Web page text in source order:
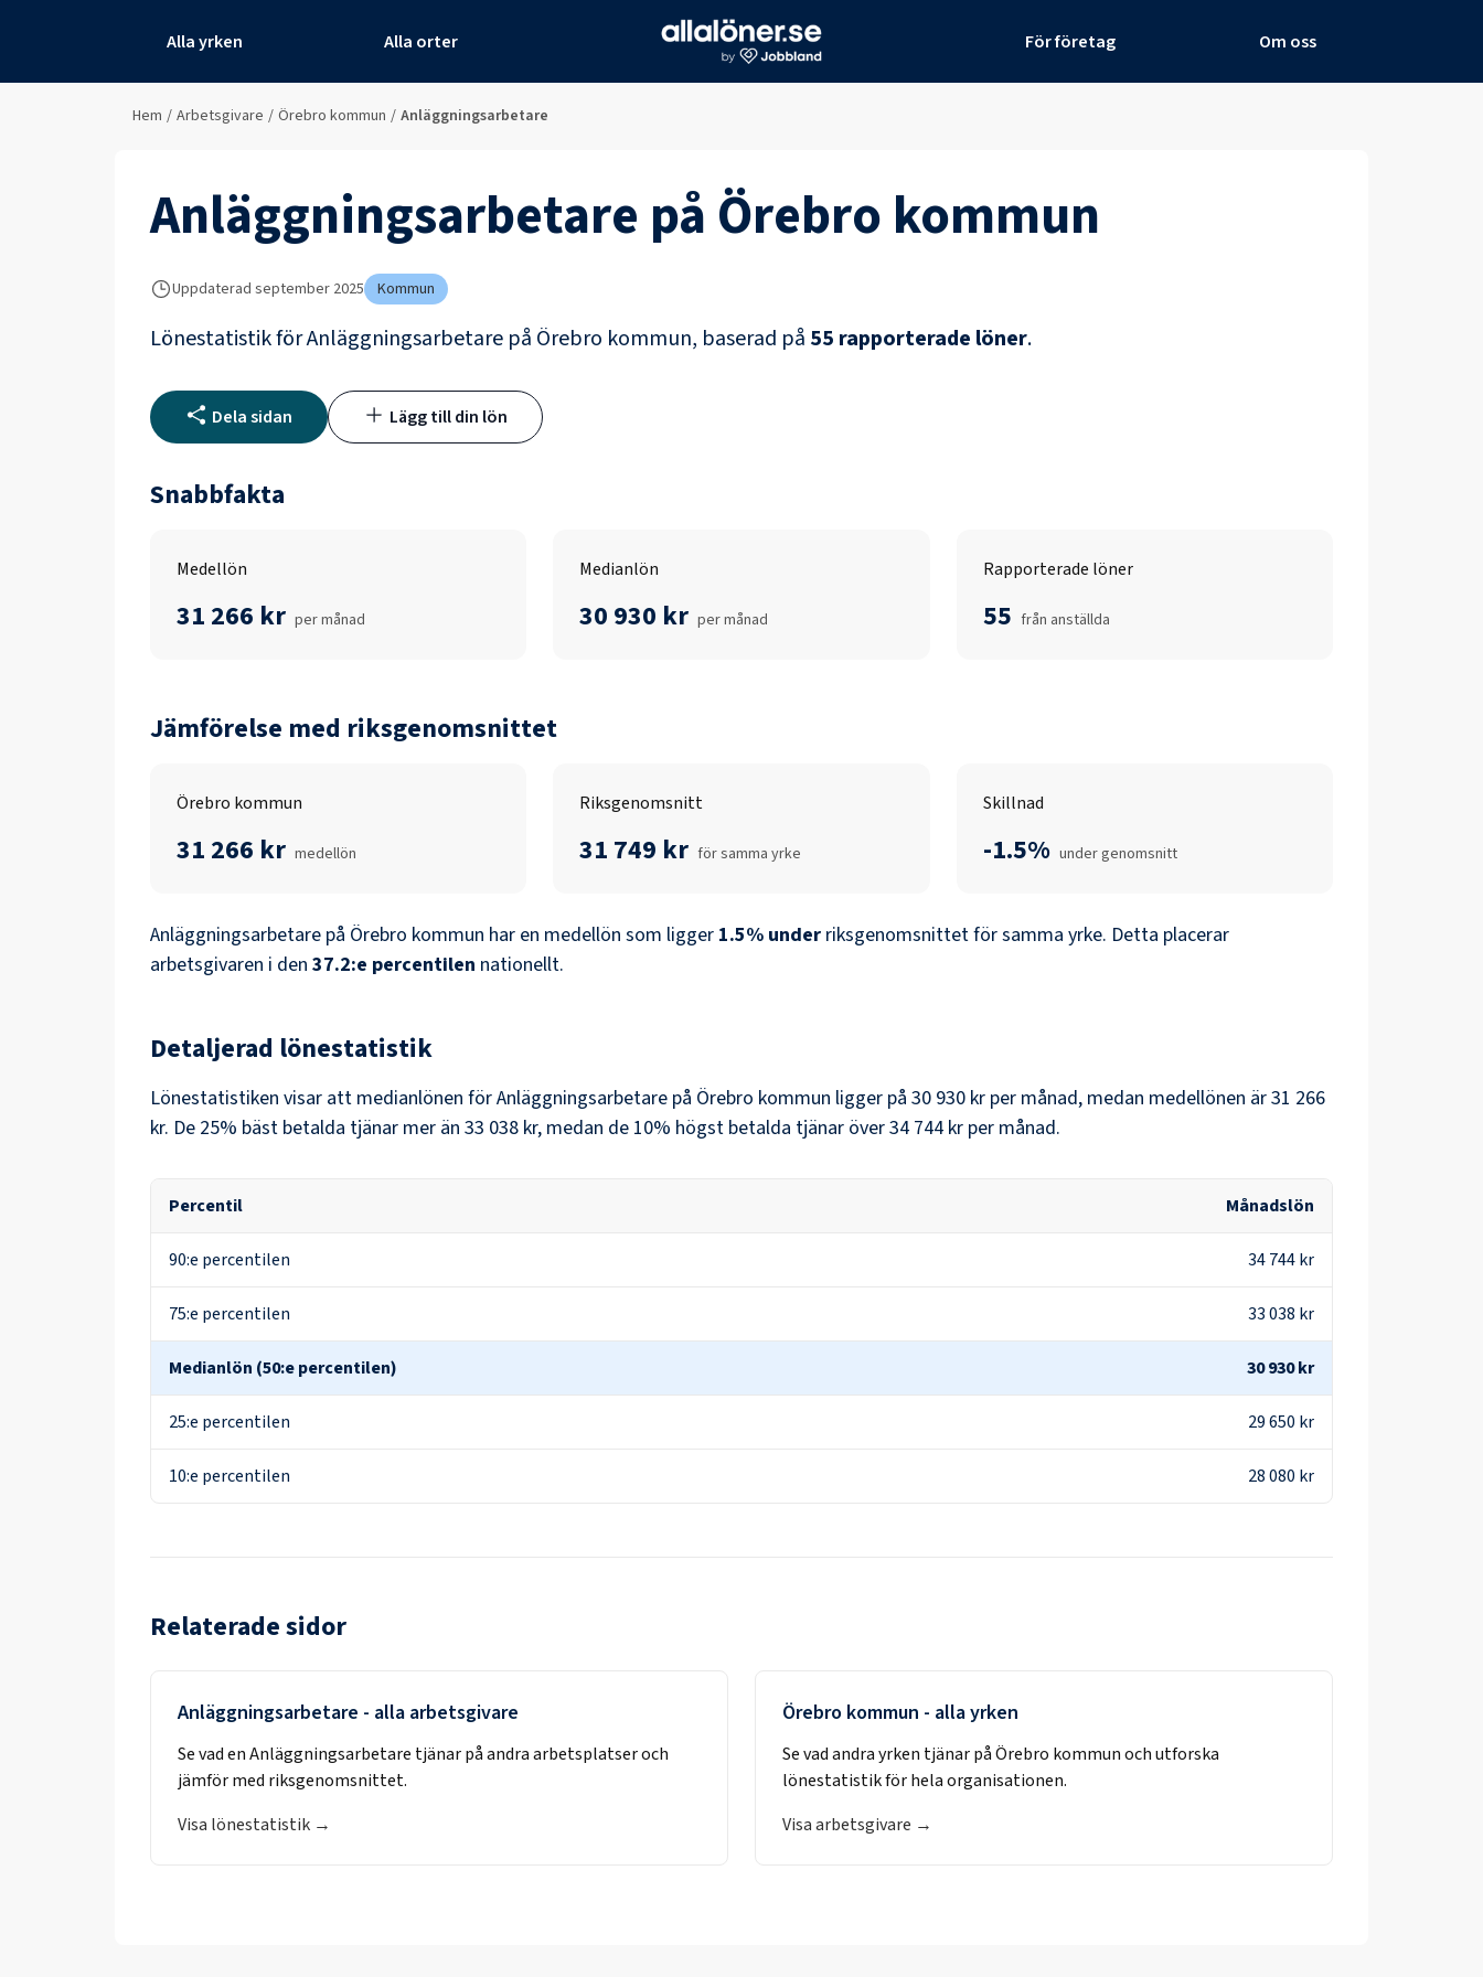
Alla yrken Alla orter För företag Om oss
Hem / Arbetsgivare / Örebro kommun / Anläggningsarbetare
Anläggningsarbetare på Örebro kommun
Uppdaterad september 2025 Kommun
Lönestatistik förAnläggningsarbetare på Örebro kommun, baserad på 55 rapporterade löner.
Dela sidan Lägg till din lön
Snabbfakta
Medellön
31 266 kr per månad
Medianlön
30 930 kr per månad
Rapporterade löner
55 från anställda
Jämförelse med riksgenomsnittet
Örebro kommun
31 266 kr medellön
Riksgenomsnitt
31 749 kr för samma yrke
Skillnad
-1.5% under genomsnitt
Anläggningsarbetare på Örebro kommun har en medellön som ligger 1.5% under riksgenomsnittet för samma yrke. Detta placerar
arbetsgivaren i den 37.2:e percentilen nationellt.
Detaljerad lönestatistik
Lönestatistiken visar att medianlönen förAnläggningsarbetare på Örebro kommun ligger på 30 930 kr per månad, medan medellönen är31 266
kr. De 25% bäst betalda tjänar mer än 33 038 kr, medan de 10% högst betalda tjänar över34 744 kr per månad.
Percentil Månadslön
90:e percentilen 34 744 kr
75:e percentilen 33 038 kr
Medianlön (50:e percentilen) 30 930 kr
25:e percentilen 29 650 kr
10:e percentilen 28 080 kr
Relaterade sidor
Anläggningsarbetare - alla arbetsgivare
Se vad enAnläggningsarbetare tjänar på andra arbetsplatser och
jämför med riksgenomsnittet.
Visa lönestatistik →
Örebro kommun - alla yrken
Se vad andra yrken tjänar påÖrebro kommunoch utforska
lönestatistik för hela organisationen.
Visa arbetsgivare →